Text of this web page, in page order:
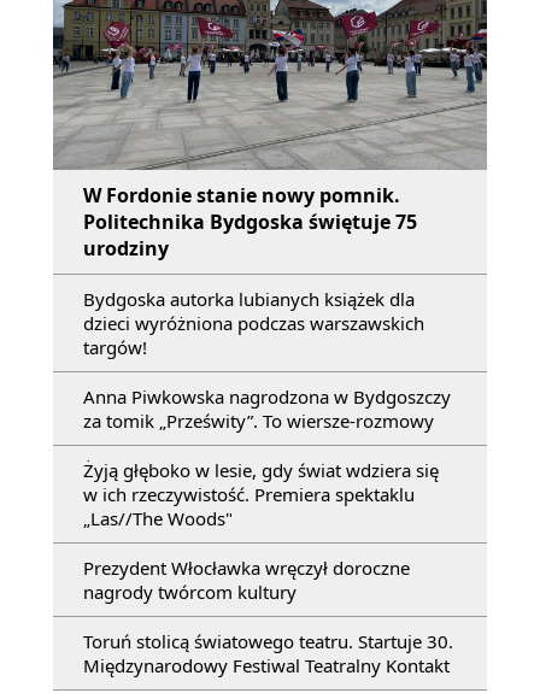
W Fordonie stanie nowy pomnik.
Politechnika Bydgoska świętuje 75
urodziny
Bydgoska autorka lubianych książek dla
dzieci wyróżniona podczas warszawskich
targów!
Anna Piwkowska nagrodzona w Bydgoszczy
za tomik „Prześwity”. To wiersze-rozmowy
Żyją głęboko w lesie, gdy świat wdziera się
w ich rzeczywistość. Premiera spektaklu
„Las//The Woods"
Prezydent Włocławka wręczył doroczne
nagrody twórcom kultury
Toruń stolicą światowego teatru. Startuje 30.
Międzynarodowy Festiwal Teatralny Kontakt